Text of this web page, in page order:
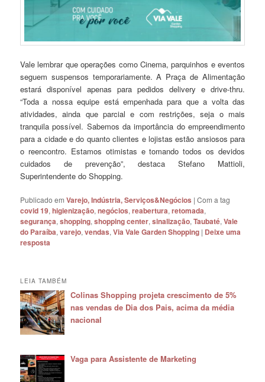
Vale lembrar que operações como Cinema, parquinhos e eventos
seguem suspensos temporariamente. A Praça de Alimentação
estará disponível apenas para pedidos delivery e drive-thru.
“Toda a nossa equipe está empenhada para que a volta das
atividades, ainda que parcial e com restrições, seja o mais
tranquila possível. Sabemos da importância do empreendimento
para a cidade e do quanto clientes e lojistas estão ansiosos para
o reencontro. Estamos otimistas e tomando todos os devidos
cuidados de prevenção”, destaca Stefano Mattioli,
Superintendente do Shopping.
Publicado em Varejo, Indústria, Serviços&Negócios |Com a tag
covid 19,higienização,negócios,reabertura,retomada,
segurança,shopping,shopping center,sinalização,Taubaté,Vale
do Paraíba,varejo,vendas,Via Vale Garden Shopping | Deixe uma
resposta
LEIA TAMBÉM
Colinas Shopping projeta crescimento de 5%
nas vendas de Dia dos Pais, acima da média
nacional
Vaga para Assistente de Marketing